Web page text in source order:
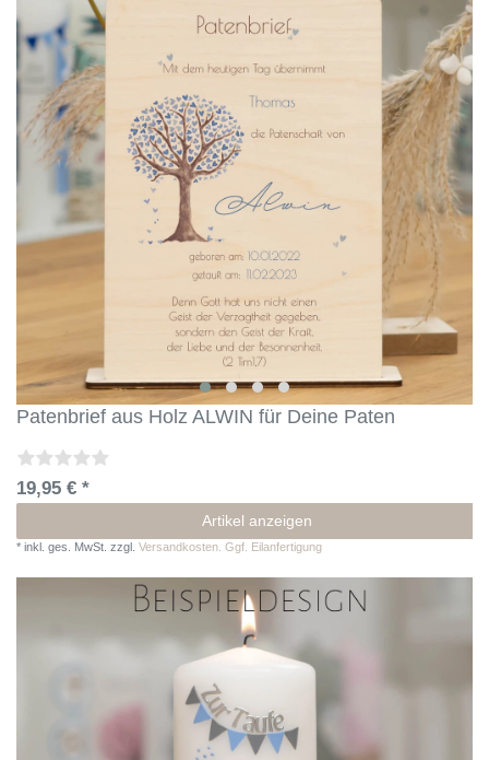
Patenbrief aus Holz ALWIN für Deine Paten
19,95 € *
Artikel anzeigen
* inkl. ges. MwSt. zzgl. Versandkosten. Ggf. Eilanfertigung